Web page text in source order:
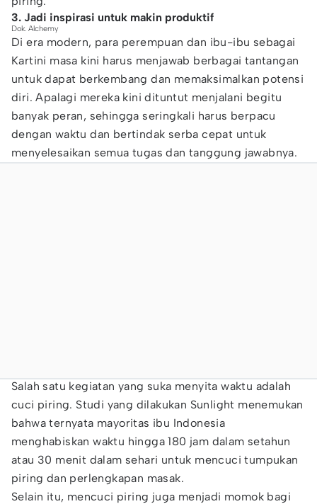
3. Jadi inspirasi untuk makin produktif
Dok. Alchemy
Di era modern, para perempuan dan ibu-ibu sebagai
Kartini masa kini harus menjawab berbagai tantangan
untuk dapat berkembang dan memaksimalkan potensi
diri. Apalagi mereka kini dituntut menjalani begitu
banyak peran, sehingga seringkali harus berpacu
dengan waktu dan bertindak serba cepat untuk
menyelesaikan semua tugas dan tanggung jawabnya.
Salah satu kegiatan yang suka menyita waktu adalah
cuci piring. Studi yang dilakukan Sunlight menemukan
bahwa ternyata mayoritas ibu Indonesia
menghabiskan waktu hingga 180 jam dalam setahun
atau 30 menit dalam sehari untuk mencuci tumpukan
piring dan perlengkapan masak.
Selain itu, mencuci piring juga menjadi momok bagi